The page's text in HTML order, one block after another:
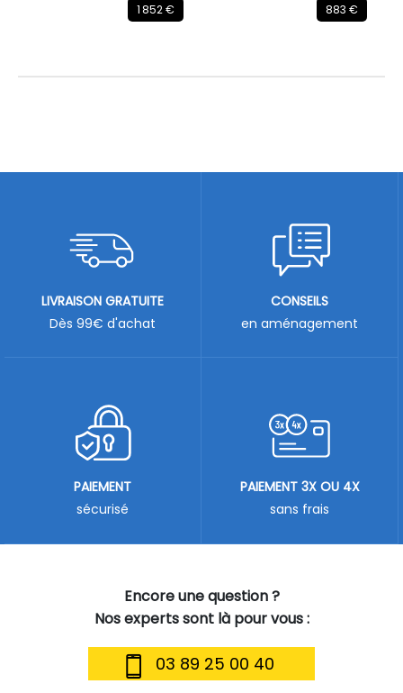
1 852 € 883 €
Encore une question ?
Nos experts sont là pour vous :
03 89 25 00 40
LIVRAISON GRATUITE
Dès 99€ d'achat
CONSEILS
en aménagement
PAIEMENT
sécurisé
PAIEMENT 3X OU 4X
sans frais